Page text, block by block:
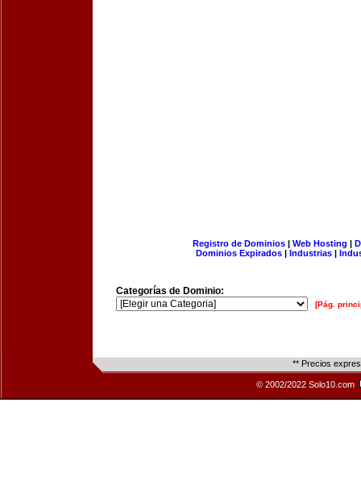
Registro de Dominios| Web Hosting |
Dominios Expirados | Industrias |
Categorías de Dominio:
[Pág.
** Precios
© 2002/2022 Solo10.com